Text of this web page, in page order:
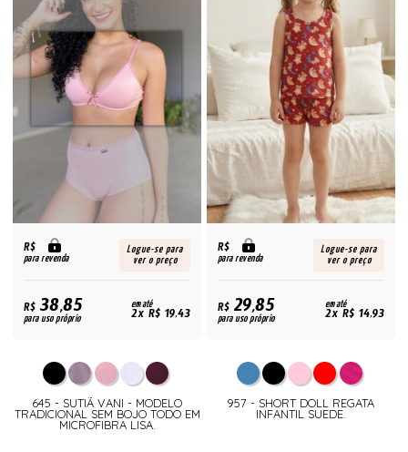
R$
para revenda
Logue-se para
ver o preço
R$38,85
para uso próprio
em até
2x R$ 19,43
645 - SUTIÃ VANI - MODELO
TRADICIONAL SEM BOJO TODO EM
MICROFIBRA LISA.
R$
para revenda
Logue-se para
ver o preço
R$29,85
para uso próprio
em até
2x R$ 14,93
957 - SHORT DOLL REGATA
INFANTIL SUEDE.